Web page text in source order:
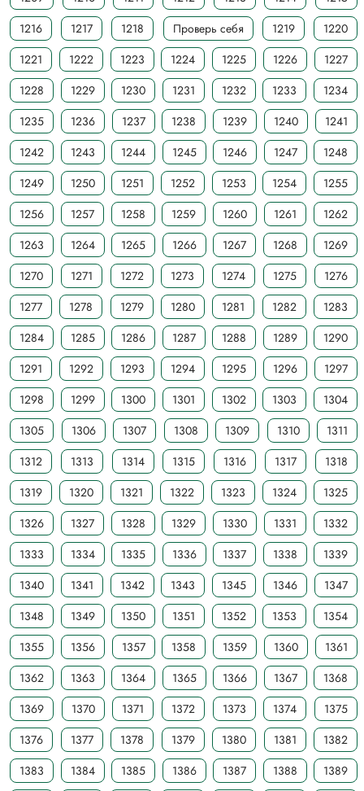
1216
1217 1218 Проверь себя 1219
1220
1221
1222 1223 1224 1225 1226
1227
1228
1229 1230 1231 1232 1233
1234
1235
1236 1237 1238 1239 1240
1241
1242
1243 1244 1245 1246 1247
1248
1249
1250 1251 1252 1253 1254
1255
1256
1257 1258 1259 1260 1261
1262
1263
1264 1265 1266 1267 1268
1269
1270
1271 1272 1273 1274 1275
1276
1277
1278 1279 1280 1281 1282
1283
1284
1285 1286 1287 1288 1289
1290
1291
1292 1293 1294 1295 1296
1297
1298
1299 1300 1301 1302 1303
1304
1305
1306 1307 1308 1309 1310
1311
1312
1313 1314 1315 1316 1317
1318
1319
1320 1321 1322 1323 1324
1325
1326
1327 1328 1329 1330 1331
1332
1333
1334 1335 1336 1337 1338
1339
1340
1341 1342 1343 1345 1346
1347
1348
1349 1350 1351 1352 1353
1354
1355
1356 1357 1358 1359 1360
1361
1362
1363 1364 1365 1366 1367
1368
1369
1370 1371 1372 1373 1374
1375
1376
1377 1378 1379 1380 1381
1382
1383
1384 1385 1386 1387 1388
1389